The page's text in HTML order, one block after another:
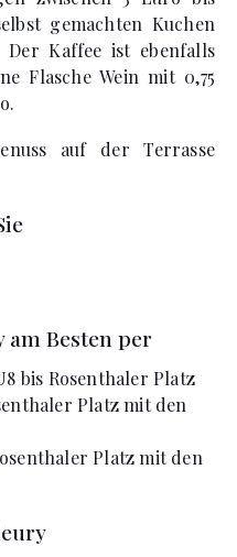
gemachten Kuchen
Kaffee ist ebenfalls
Flasche Wein mit 0,75
auf der Terrasse
am Besten per
bis Rosenthaler Platz
Platz mit den
Platz mit den